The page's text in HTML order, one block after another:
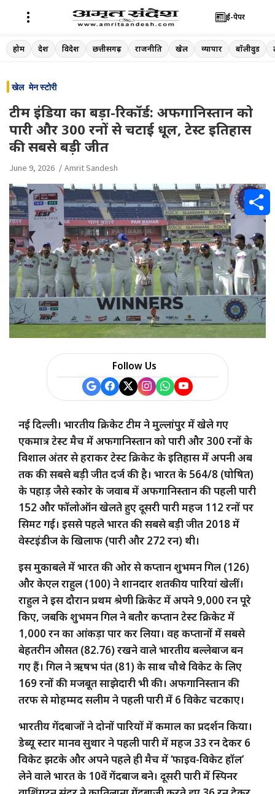
Skip
to
ई-पेपर
होम देश विदेश छत्तीसगढ़ राजनीति खेल व्यापार बॉलीवुड
खेल मेन स्टोरी
टीम इंडिया का बड़ा-रिकॉर्ड: अफगानिस्तान को
पारी और 300 रनों से चटाई धूल, टेस्ट इतिहास
की सबसे बड़ी जीत
June 9, 2026 Amrit Sandesh
Follow Us
नई दिल्ली। भारतीय क्रिकेट टीम ने मुल्लांपुर में खेले गए
एकमात्र टेस्ट मैच में अफगानिस्तान को पारी और 300 रनों के
विशाल अंतर से हराकर टेस्ट क्रिकेट के इतिहास में अपनी अब
तक की सबसे बड़ी जीत दर्ज की है। भारत के 564/8 (घोषित)
के पहाड़ जैसे स्कोर के जवाब में अफगानिस्तान की पहली पारी
152 और फॉलोऑन खेलते हुए दूसरी पारी महज 112 रनों पर
सिमट गई। इससे पहले भारत की सबसे बड़ी जीत 2018 में
वेस्टइंडीज के खिलाफ (पारी और 272 रन) थी।
इस मुकाबले में भारत की ओर से कप्तान शुभमन गिल (126)
और केएल राहुल (100) ने शानदार शतकीय पारियां खेलीं।
राहुल ने इस दौरान प्रथम श्रेणी क्रिकेट में अपने 9,000 रन पूरे
किए, जबकि शुभमन गिल ने बतौर कप्तान टेस्ट क्रिकेट में
1,000 रन का आंकड़ा पार कर लिया। वह कप्तानों में सबसे
बेहतरीन औसत (82.76) रखने वाले भारतीय बल्लेबाज बन
गए हैं। गिल ने ऋषभ पंत (81) के साथ चौथे विकेट के लिए
169 रनों की मजबूत साझेदारी भी की। अफगानिस्तान की
तरफ से मोहम्मद सलीम ने पहली पारी में 6 विकेट चटकाए।
भारतीय गेंदबाजों ने दोनों पारियों में कमाल का प्रदर्शन किया।
डेब्यू स्टार मानव सुथार ने पहली पारी में महज 33 रन देकर 6
विकेट झटके और अपने पहले ही मैच में ‘फाइव-विकेट हॉल’
लेने वाले भारत के 10वें गेंदबाज बने। दूसरी पारी में स्पिनर
h
a
r